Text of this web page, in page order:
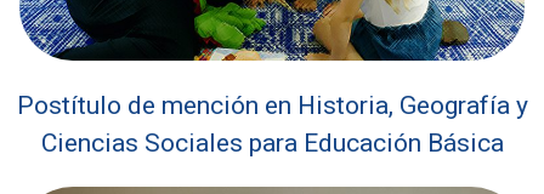
Postítulo de mención en Historia, Geografía y
Ciencias Sociales para Educación Básica